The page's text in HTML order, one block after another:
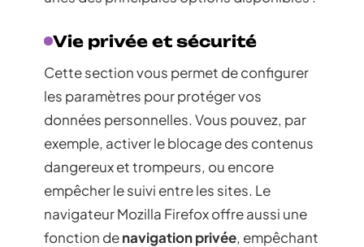
Vie privée et sécurité
Cette section vous permet de configurer
les paramètres pour protéger vos
données personnelles. Vous pouvez, par
exemple, activer le blocage des contenus
dangereux et trompeurs, ou encore
empêcher le suivi entre les sites. Le
navigateur Mozilla Firefox offre aussi une
fonction denavigation privée, empêchant